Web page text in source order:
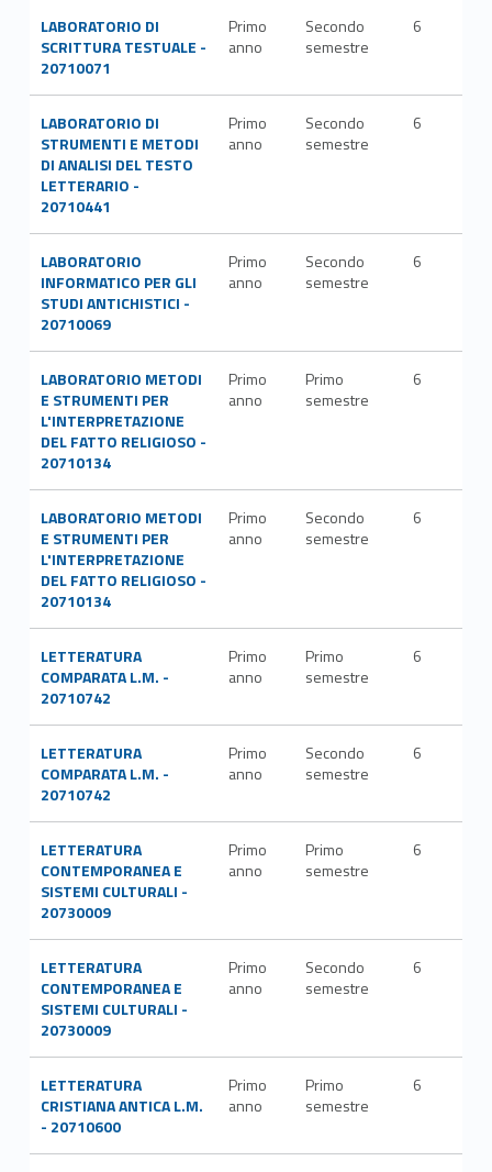
LABORATORIO DI
SCRITTURA TESTUALE -
20710071
Primo
anno
Secondo
semestre
6
LABORATORIO DI
STRUMENTI E METODI
DI ANALISI DEL TESTO
LETTERARIO -
20710441
Primo
anno
Secondo
semestre
6
LABORATORIO
INFORMATICO PER GLI
STUDI ANTICHISTICI -
20710069
Primo
anno
Secondo
semestre
6
LABORATORIO METODI
E STRUMENTI PER
L'INTERPRETAZIONE
DEL FATTO RELIGIOSO -
20710134
Primo
anno
Primo
semestre
6
LABORATORIO METODI
E STRUMENTI PER
L'INTERPRETAZIONE
DEL FATTO RELIGIOSO -
20710134
Primo
anno
Secondo
semestre
6
LETTERATURA
COMPARATA L.M. -
20710742
Primo
anno
Primo
semestre
6
LETTERATURA
COMPARATA L.M. -
20710742
Primo
anno
Secondo
semestre
6
LETTERATURA
CONTEMPORANEA E
SISTEMI CULTURALI -
20730009
Primo
anno
Primo
semestre
6
LETTERATURA
CONTEMPORANEA E
SISTEMI CULTURALI -
20730009
Primo
anno
Secondo
semestre
6
LETTERATURA
CRISTIANA ANTICA L.M.
- 20710600
Primo
anno
Primo
semestre
6